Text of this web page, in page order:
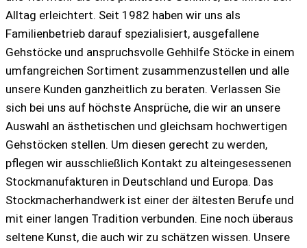
Alltag erleichtert. Seit 1982 haben wir uns als
Familienbetrieb darauf spezialisiert, ausgefallene
Gehstöcke und anspruchsvolle Gehhilfe Stöcke in einem
umfangreichen Sortiment zusammenzustellen und alle
unsere Kunden ganzheitlich zu beraten. Verlassen Sie
sich bei uns auf höchste Ansprüche, die wir an unsere
Auswahl an ästhetischen und gleichsam hochwertigen
Gehstöcken stellen. Um diesen gerecht zu werden,
pflegen wir ausschließlich Kontakt zu alteingesessenen
Stockmanufakturen in Deutschland und Europa. Das
Stockmacherhandwerk ist einer der ältesten Berufe und
mit einer langen Tradition verbunden. Eine noch überaus
seltene Kunst, die auch wir zu schätzen wissen. Unsere